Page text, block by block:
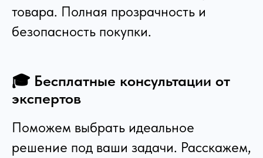
товара. Полная прозрачность и
безопасность покупки.
🎓 Бесплатные консультации от
экспертов
Поможем выбрать идеальное
решение под ваши задачи. Расскажем,